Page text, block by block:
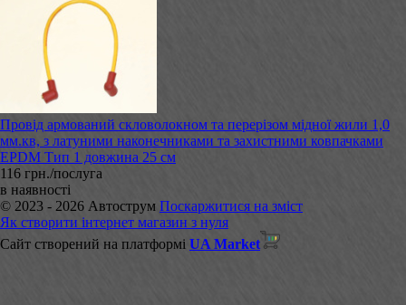
Провід армований скловолокном та перерізом мідної жили 1,0
мм.кв, з латуними наконечниками та захистними ковпачками
EPDM Тип 1 довжина 25 см
116 грн./послуга
в наявності
© 2023 - 2026 Автострум Поскаржитися на зміст
Як створити інтернет магазин з нуля
Сайт створений на платформі UA Market